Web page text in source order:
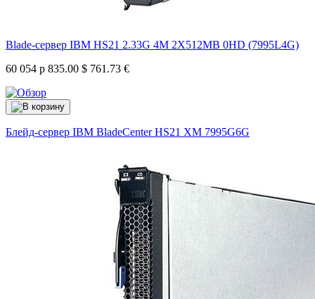
Blade-сервер IBM HS21 2.33G 4M 2X512MB 0HD (7995L4G)
60 054 р 835.00 $ 761.73 €
Блейд-сервер IBM BladeCenter HS21 XM 7995G6G